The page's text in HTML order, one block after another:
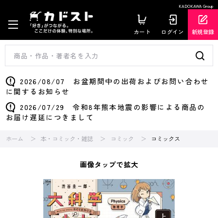
KADOKAWA Group
カート ログイン 新規登録
2026/08/07 お盆期間中の出荷およびお問い合わせ
に関するお知らせ
2026/07/29 令和8年熊本地震の影響による商品の
お届け遅延につきまして
ホーム 本・コミック・雑誌 コミック コミックス
画像タップで拡大